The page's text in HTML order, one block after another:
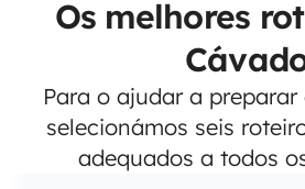
Os melhores
Para o ajudar a
selecionámos seis
adequados a todos